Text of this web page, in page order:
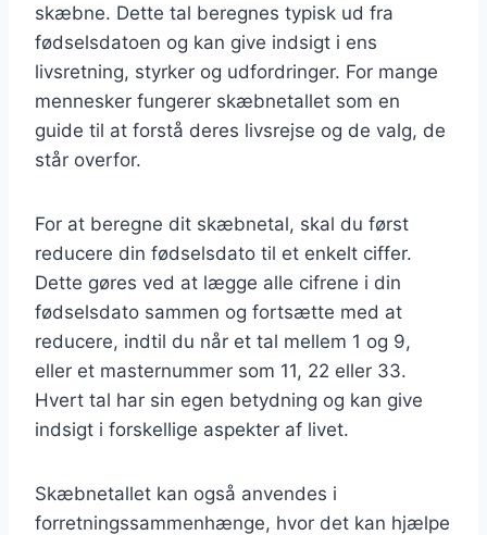
skæbne. Dette tal beregnes typisk ud fra
fødselsdatoen og kan give indsigt i ens
livsretning, styrker og udfordringer. For mange
mennesker fungerer skæbnetallet som en
guide til at forstå deres livsrejse og de valg, de
står overfor.
For at beregne dit skæbnetal, skal du først
reducere din fødselsdato til et enkelt ciffer.
Dette gøres ved at lægge alle cifrene i din
fødselsdato sammen og fortsætte med at
reducere, indtil du når et tal mellem 1 og 9,
eller et masternummer som 11, 22 eller 33.
Hvert tal har sin egen betydning og kan give
indsigt i forskellige aspekter af livet.
Skæbnetallet kan også anvendes i
forretningssammenhænge, hvor det kan hjælpe